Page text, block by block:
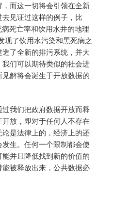
而这一切将会引领在全新
见证过这样的例子，比
死亡率和饮用水井的地理
现了饮用水污染和黑死病之
了全新的排污系统，并大
们可以期待类似的社会进
解将会诞生于开放数据的
我们把政府数据开放而释
放，即对于任何人不存在
是法律上的，经济上的还
生。任何一个限制都会使
并且降低找到新的价值的
被释放出来，公共数据必